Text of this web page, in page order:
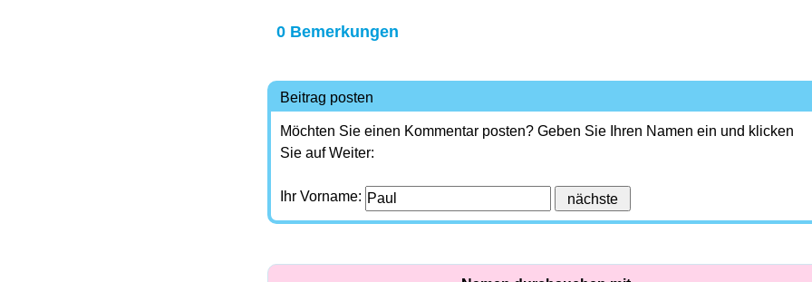
0 Bemerkungen
Beitrag posten
Möchten Sie einen Kommentar posten? Geben Sie Ihren Namen ein und klicken
Sie auf Weiter:
Ihr Vorname: